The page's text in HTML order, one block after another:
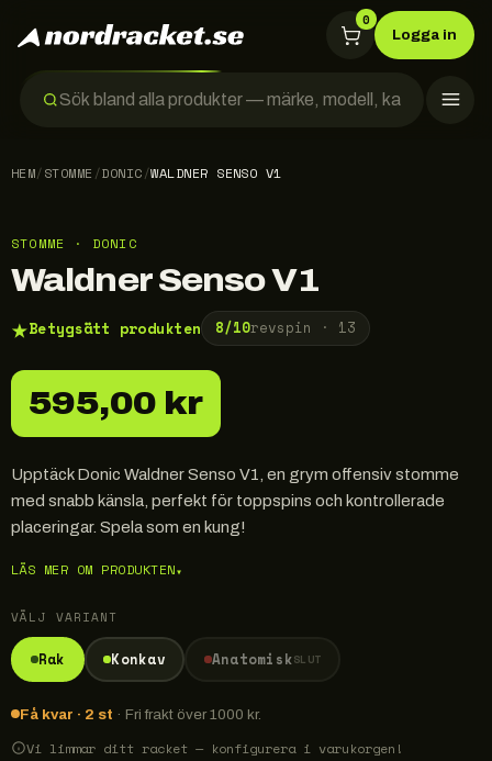
0
Logga in
HEM/STOMME /DONIC/WALDNER SENSO V1
STOMME · DONIC
Waldner Senso V1
★Betygsätt produkten 8/10revspin · 13
595,00 kr
Upptäck Donic Waldner Senso V1, en grym offensiv stomme
med snabb känsla, perfekt för toppspins och kontrollerade
placeringar. Spela som en kung!
LÄS MER OM PRODUKTEN▾
VÄLJ VARIANT
Rak Konkav AnatomiskSLUT
Få kvar · 2 st · Fri frakt över 1000 kr.
Vi limmar ditt racket — konfigurera i varukorgen!